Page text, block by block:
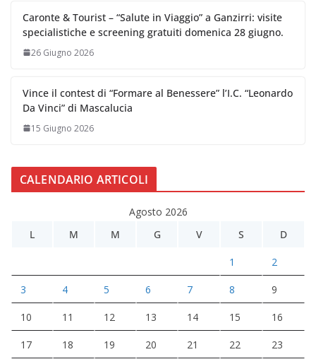
Caronte & Tourist – “Salute in Viaggio” a Ganzirri: visite
specialistiche e screening gratuiti domenica 28 giugno.
26 Giugno 2026
Vince il contest di “Formare al Benessere” l’I.C. “Leonardo
Da Vinci” di Mascalucia
15 Giugno 2026
CALENDARIO ARTICOLI
Agosto 2026
L
M M G V S D
1 2
3 4 5 6 7 8 9
10 11 12 13 14 15 16
17 18 19 20 21 22 23